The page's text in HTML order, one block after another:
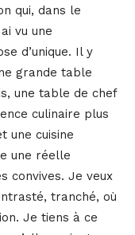
qui, dans le
vu une
d’unique. Il y
grande table
une table de chef
culinaire plus
une cuisine
une réelle
convives. Je veux
tranché, où
Je tiens à ce